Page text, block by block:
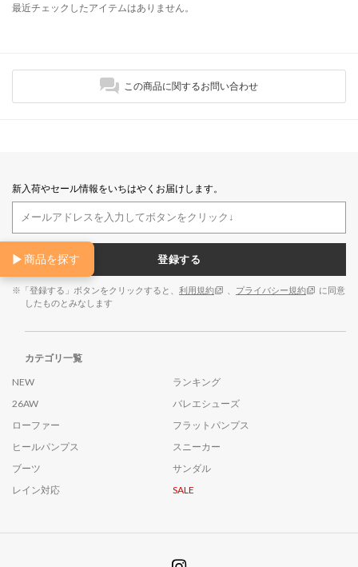
▶商品を探す
最近チェックしたアイテムはありません。
この商品に関するお問い合わせ
新入荷やセール情報をいちはやくお届けします。
登録する
※「登録する」ボタンをクリックすると、 利用規約 プライバシー規約
に同意
したものとみなします
カテゴリ一覧
NEW
ランキング
26AW
バレエシューズ
ローファー
フラットパンプス
ヒールパンプス
スニーカー
ブーツ
サンダル
レイン対応
SALE